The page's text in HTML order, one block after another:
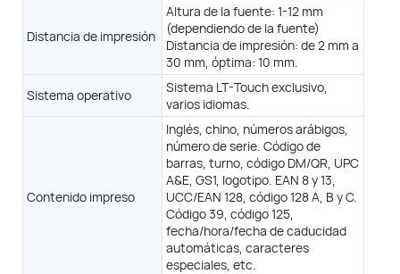
Distancia de impresión
Altura de la fuente: 1-12 mm
(dependiendo de la fuente)
Distancia de impresión: de 2 mm a
30 mm, óptima: 10 mm.
Sistema operativo
Sistema LT-Touch exclusivo,
varios idiomas.
Contenido impreso
Inglés, chino, números arábigos,
número de serie. Código de
barras, turno, código DM/QR, UPC
A&E, GS1, logotipo. EAN 8 y 13,
UCC/EAN 128, código 128 A, B y C.
Código 39, código 125,
fecha/hora/fecha de caducidad
automáticas, caracteres
especiales, etc.
(matriz de 7x5) 1-4 líneas (matriz de 7x5)
1-5 líneas (matriz de 5x5)
Velocidad máxima = 537 m/min a
5X5
32x22 3 líneas: 5x5, 7x5, 9x6 5 líneas: 5x5
30 mm
Altura de la fuente: 0,86-12 mm
Distancia de impresión: de 2 mm a
30 mm. Óptima: 10 mm.
exclusivo, varios idiomas.